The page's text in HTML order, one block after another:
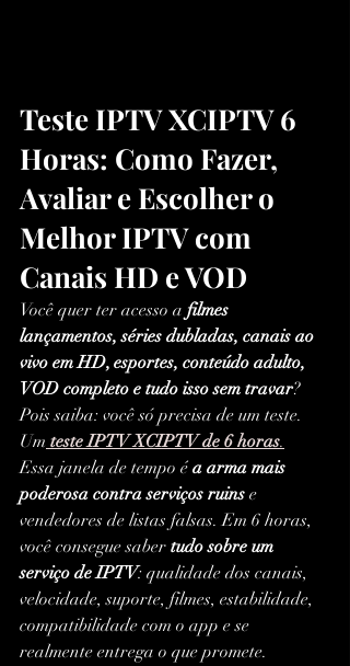
Teste IPTV XCIPTV 6
Horas: Como Fazer,
Avaliar e Escolher o
Melhor IPTV com
Canais HD e VOD
Você quer ter acesso a filmes
lançamentos, séries dubladas, canais ao
vivo em HD, esportes, conteúdo adulto,
VOD completo e tudo isso sem travar?
Pois saiba: você só precisa de um teste.
Um teste IPTV XCIPTV de 6 horas.
Essa janela de tempo é a arma mais
poderosa contra serviços ruins e
vendedores de listas falsas. Em 6 horas,
você consegue saber tudo sobre um
serviço de IPTV: qualidade dos canais,
velocidade, suporte, filmes, estabilidade,
compatibilidade com o app e se
realmente entrega o que promete.